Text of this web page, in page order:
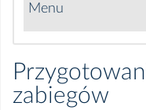
Menu
Standardy Ochrony
zabiegów